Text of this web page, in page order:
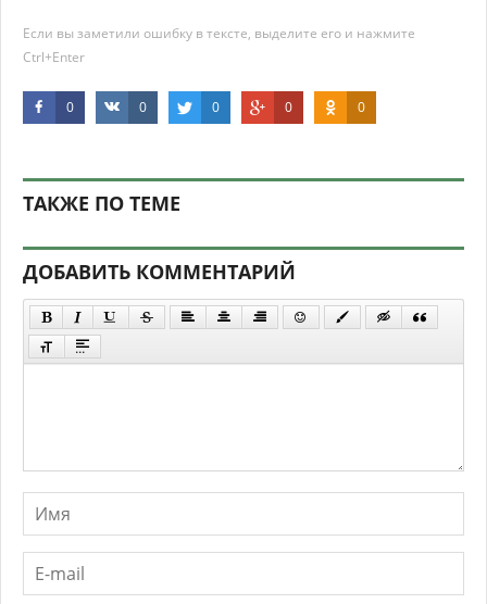
Если вы заметили ошибку в тексте, выделите его и нажмите
Ctrl+Enter
0 0 0 0 0
ТАКЖЕ ПО ТЕМЕ
ДОБАВИТЬ КОММЕНТАРИЙ